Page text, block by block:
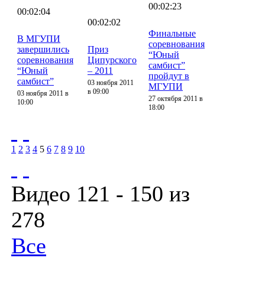
00:02:04
В МГУПИ
завершились
соревнования
“Юный
самбист”
03 ноября 2011 в
10:00
00:02:02
Приз
Ципурского
– 2011
03 ноября 2011
в 09:00
00:02:23
Финальные
соревнования
“Юный
самбист”
пройдут в
МГУПИ
27 октября 2011 в
18:00
1 2 3 4 5 6 7 8 9 10
Видео 121 - 150 из
278
Все